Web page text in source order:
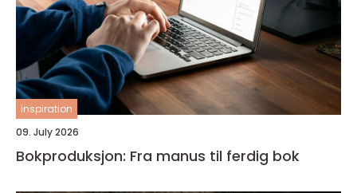
inspiration
09. July 2026
Bokproduksjon: Fra manus til ferdig bok